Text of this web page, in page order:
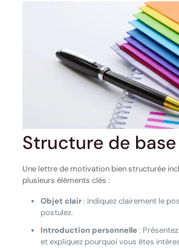
Structure de base
Une lettre de motivation bien structurée
plusieurs éléments clés :
Objet clair: Indiquez clairement le
postulez.
Introduction personnelle:
et expliquez pourquoi vous êtes